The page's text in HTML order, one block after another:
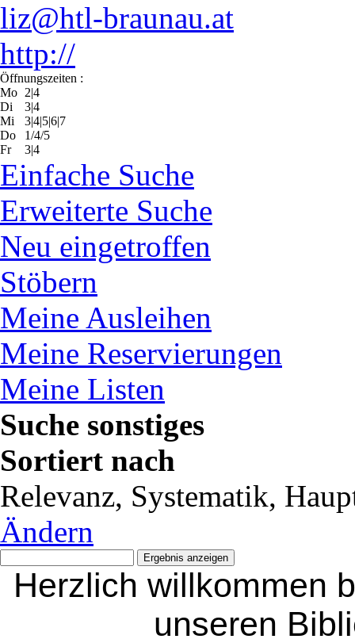
liz@htl-braunau.at
http://
Öffnungszeiten :
Mo 2|4
Di
3|4
Mi
3|4|5|6|7
Do
1/4/5
Fr
3|4
Einfache Suche
Erweiterte Suche
Neu eingetroffen
Stöbern
Meine Ausleihen
Meine Reservierungen
Meine Listen
Suche sonstiges
Sortiert nach
Relevanz, Systematik,
Ändern
Herzlich willkommen
unseren